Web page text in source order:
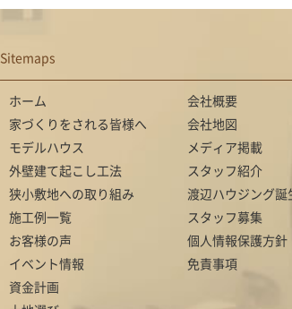
Sitemaps
ホーム
家づくりをされる皆様へ
モデルハウス
外壁建て起こし工法
狭小敷地への取り組み
施工例一覧
お客様の声
イベント情報
資金計画
会社概要
会社地図
メディア掲載
スタッフ紹介
渡辺ハウジング誕
スタッフ募集
個人情報保護方針
免責事項